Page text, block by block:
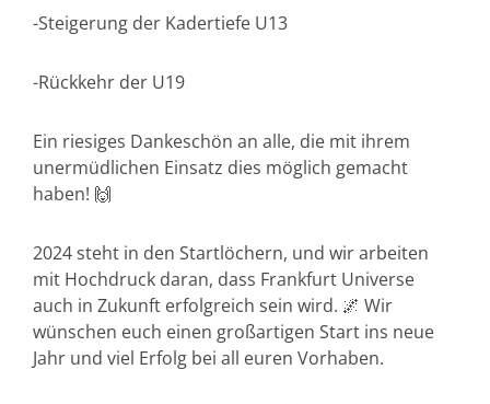
-Steigerung der Kadertiefe U13
-Rückkehr der U19
Ein riesiges Dankeschön an alle, die mit ihrem
unermüdlichen Einsatz dies möglich gemacht
haben! 🙌
2024 steht in den Startlöchern, und wir arbeiten
mit Hochdruck daran, dass Frankfurt Universe
auch in Zukunft erfolgreich sein wird. 🌌 Wir
wünschen euch einen großartigen Start ins neue
Jahr und viel Erfolg bei all euren Vorhaben.